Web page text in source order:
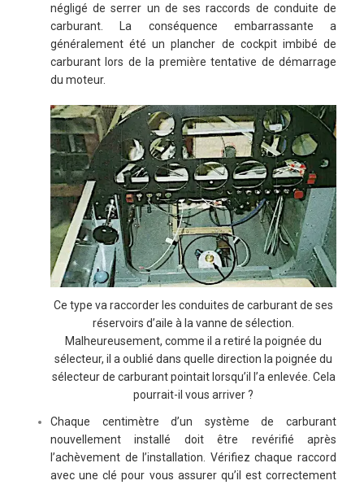
négligé de serrer un de ses raccords de conduite de
carburant. La conséquence embarrassante a
généralement été un plancher de cockpit imbibé de
carburant lors de la première tentative de démarrage
du moteur.
Ce type va raccorder les conduites de carburant de ses
réservoirs d’aile à la vanne de sélection.
Malheureusement, comme il a retiré la poignée du
sélecteur, il a oublié dans quelle direction la poignée du
sélecteur de carburant pointait lorsqu’il l’a enlevée. Cela
pourrait-il vous arriver ?
Chaque centimètre d’un système de carburant
nouvellement installé doit être revérifié après
l’achèvement de l’installation. Vérifiez chaque raccord
avec une clé pour vous assurer qu’il est correctement